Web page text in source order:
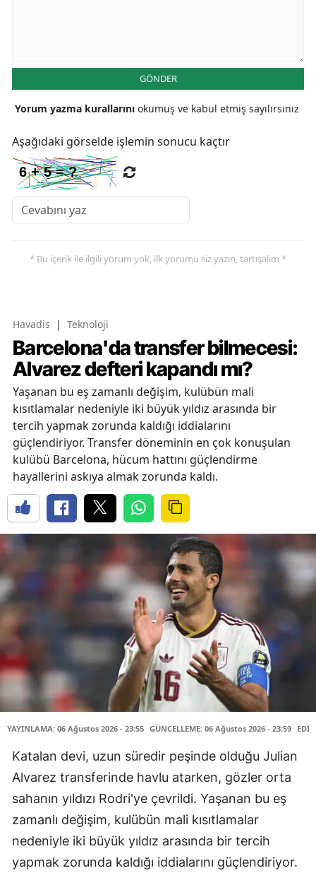
GÖNDER
Yorum yazma kurallarını okumuş ve kabul etmiş sayılırsınız
Aşağıdaki görselde işlemin sonucu kaçtır
* Bu içerik ile ilgili yorum yok, ilk yorumu siz yazın, tartışalım *
Havadis | Teknoloji
Barcelona'da transfer bilmecesi:
Alvarez defteri kapandı mı?
Yaşanan bu eş zamanlı değişim, kulübün mali
kısıtlamalar nedeniyle iki büyük yıldız arasında bir
tercih yapmak zorunda kaldığı iddialarını
güçlendiriyor. Transfer döneminin en çok konuşulan
kulübü Barcelona, hücum hattını güçlendirme
hayallerini askıya almak zorunda kaldı.
YAYINLAMA: 06 Ağustos 2026 - 23:55 GÜNCELLEME: 06 Ağustos 2026 - 23:59
Katalan devi, uzun süredir peşinde olduğu Julian
Alvarez transferinde havlu atarken, gözler orta
sahanın yıldızı Rodri'ye çevrildi. Yaşanan bu eş
zamanlı değişim, kulübün mali kısıtlamalar
nedeniyle iki büyük yıldız arasında bir tercih
yapmak zorunda kaldığı iddialarını güçlendiriyor.